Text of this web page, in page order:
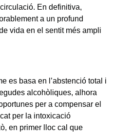
En definitiva,
a un profund
vida en el sentit més ampli
es basa en l’abstenció total i
alcohòliques, alhora
per a compensar el
per la intoxicació
en primer lloc cal que